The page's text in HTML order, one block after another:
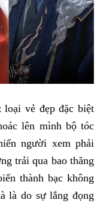
loại vẻ đẹp đặc biệt
lên mình bộ tóc
người xem phải
trải qua bao thăng
thành bạc không
là do sự lắng đọng